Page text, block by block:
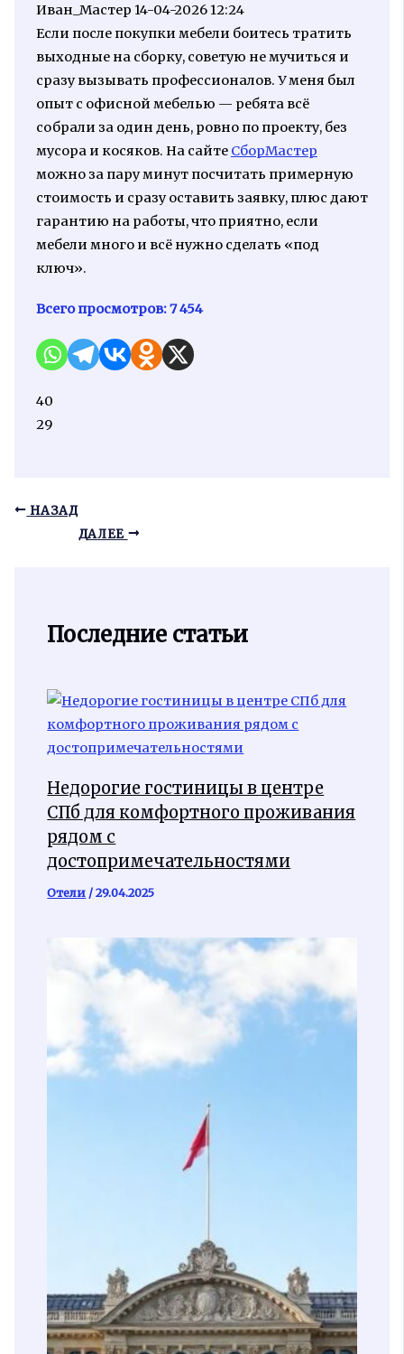
Иван_Мастер 14-04-2026 12:24
Если после покупки мебели боитесь тратить
выходные на сборку, советую не мучиться и
сразу вызывать профессионалов. У меня был
опыт с офисной мебелью — ребята всё
собрали за один день, ровно по проекту, без
мусора и косяков. На сайте СборМастер
можно за пару минут посчитать примерную
стоимость и сразу оставить заявку, плюс дают
гарантию на работы, что приятно, если
мебели много и всё нужно сделать «под
ключ».
Всего просмотров:7 454
40
29
НАЗАД
ДАЛЕЕ
Последние статьи
Недорогие гостиницы в центре
СПб для комфортного проживания
рядом с
достопримечательностями
Отели /29.04.2025